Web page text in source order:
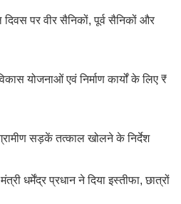
दिवस पर वीर सैनिकों, पूर्व सैनिकों और
योजनाओं एवं निर्माण कार्यों के लिए ₹
सड़कें तत्काल खोलने के निर्देश
धर्मेंद्र प्रधान ने दिया इस्तीफा, छात्रों